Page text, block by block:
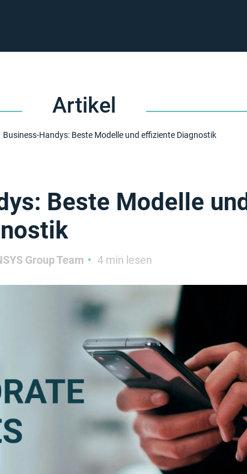
Artikel
Business-Handys: Beste Modelle und effiziente Diagnostik
Beste Modelle und
Group Team 4 min lesen